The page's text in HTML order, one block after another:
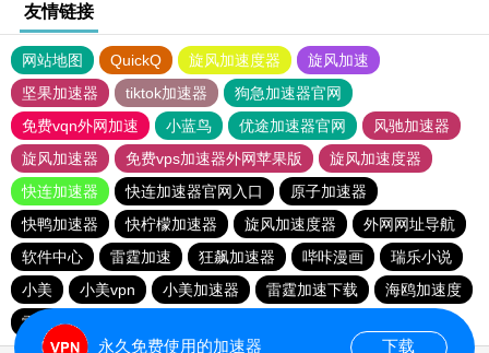
友情链接
网站地图 QuickQ 旋风加速度器
旋风加速
坚果加速器
tiktok加速器
狗急加速器官网
免费vqn外网加速
小蓝鸟 优途加速器官网
风驰加速器
旋风加速器
免费vps加速器外网苹果版
旋风加速度器
快连加速器
快连加速器官网入口
原子加速器
快鸭加速器
快柠檬加速器 旋风加速度器
外网网址导航
软件中心
雷霆加速 狂飙加速器 哔咔漫画
瑞乐小说
小美
小美vpn 小美加速器 雷霆加速下载
海鸥加速度
雷霆加速版ins
永久免费使用的加速器 下载